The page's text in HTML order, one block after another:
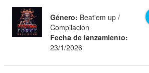
Género: Beat'em up /
Compilacion
Fecha de lanzamiento:
23/1/2026